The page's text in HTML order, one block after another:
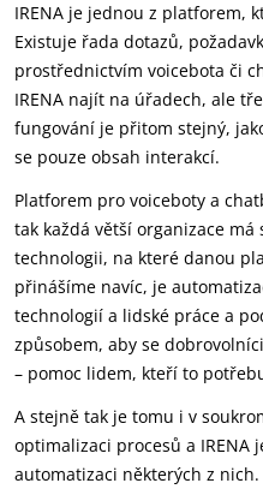
IRENA je jednou z platforem,
Existuje řada dotazů,
prostřednictvím voicebota či
IRENA najít na úřadech, ale
fungování je přitom stejný,
se pouze obsah interakcí.
Platforem pro voiceboty a
tak každá větší organizace
technologii, na které danou
přinášíme navíc, je
technologií a lidské práce a
způsobem, aby se
– pomoc lidem, kteří to
A stejně tak je tomu i v
optimalizaci procesů a IRENA
automatizaci některých z